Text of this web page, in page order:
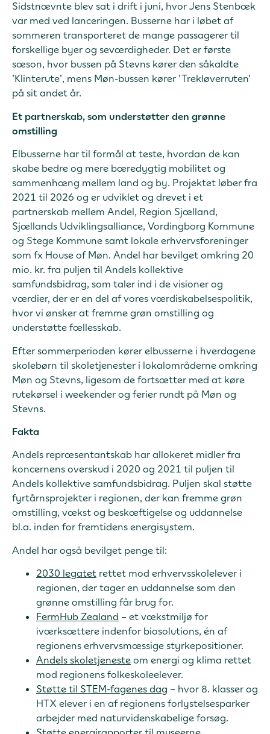
Sidstnævnte blev sat i drift i juni, hvor Jens Stenbæk
var med ved lanceringen. Busserne har i løbet af
sommeren transporteret de mange passagerer til
forskellige byer og seværdigheder. Det er første
sæson, hvor bussen på Stevns kører den såkaldte
’Klinterute’, mens Møn-bussen kører ’Trekløverruten’
på sit andet år.
Et partnerskab, som understøtter den grønne
omstilling
Elbusserne har til formål at teste, hvordan de kan
skabe bedre og mere bæredygtig mobilitet og
sammenhæng mellem land og by. Projektet løber fra
2021 til 2026 og er udviklet og drevet i et
partnerskab mellem Andel, Region Sjælland,
Sjællands Udviklingsalliance, Vordingborg Kommune
og Stege Kommune samt lokale erhvervsforeninger
som fx House of Møn. Andel har bevilget omkring 20
mio. kr. fra puljen til Andels kollektive
samfundsbidrag, som taler ind i de visioner og
værdier, der er en del af vores værdiskabelsespolitik,
hvor vi ønsker at fremme grøn omstilling og
understøtte fællesskab.
Efter sommerperioden kører elbusserne i hverdagene
skolebørn til skoletjenester i lokalområderne omkring
Møn og Stevns, ligesom de fortsætter med at køre
rutekørsel i weekender og ferier rundt på Møn og
Stevns.
Fakta
Andels repræsentantskab har allokeret midler fra
koncernens overskud i 2020 og 2021 til puljen til
Andels kollektive samfundsbidrag. Puljen skal støtte
fyrtårnsprojekter i regionen, der kan fremme grøn
omstilling, vækst og beskæftigelse og uddannelse
bl.a. inden for fremtidens energisystem.
Andel har også bevilget penge til:
2030 legatet rettet mod erhvervsskolelever i
regionen, der tager en uddannelse som den
grønne omstilling får brug for.
FermHub Zealand – et vækstmiljø for
iværksættere indenfor biosolutions, én af
regionens erhvervsmæssige styrkepositioner.
Andels skoletjeneste om energi og klima rettet
mod regionens folkeskoleelever.
Støtte til STEM-fagenes dag – hvor 8. klasser og
HTX elever i en af regionens forlystelsesparker
arbejder med naturvidenskabelige forsøg.